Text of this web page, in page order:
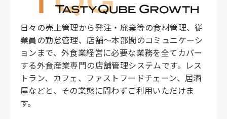
日々の売上管理から発注・廃棄等の食材管理、従
業員の勤怠管理、店舗～本部間のコミュニケーシ
ョンまで、外食業経営に必要な業務を全てカバー
する外食産業専門の店舗管理システムです。レス
トラン、カフェ、ファストフードチェーン、居酒
屋などと、その業態に問わずご利用いただけま
す。